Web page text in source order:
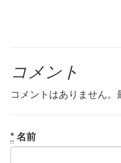
コメント
コメントはありません。
* 名前